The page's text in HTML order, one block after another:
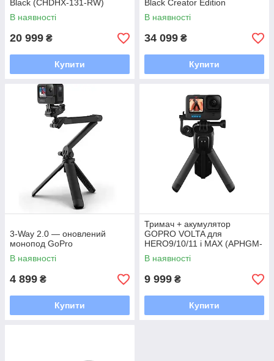
Black (CHDHX-131-RW)
В наявності
20 999 ₴
Купити
Black Creator Edition
В наявності
34 099 ₴
Купити
3-Way 2.0 — оновлений
монопод GoPro
В наявності
4 899 ₴
Купити
Тримач + акумулятор
GOPRO VOLTA для
HERO9/10/11 і MAX (APHGM-
001-EU)
В наявності
9 999 ₴
Купити